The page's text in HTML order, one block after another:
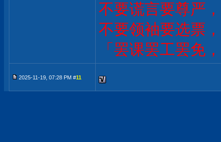
不要谎言要尊严
不要领袖要选票
「罢课罢工罢免
2025-11-19, 07:28 PM #11